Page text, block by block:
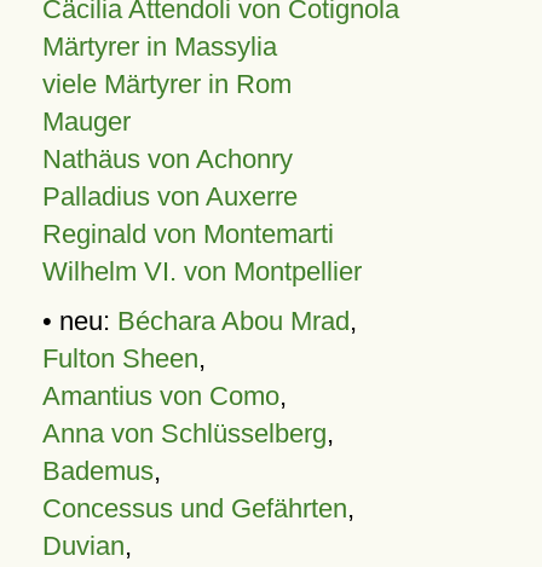
Cäcilia Attendoli von Cotignola
Märtyrer in Massylia
viele Märtyrer in Rom
Mauger
Nathäus von Achonry
Palladius von Auxerre
Reginald von Montemarti
Wilhelm VI. von Montpellier
• neu: Béchara Abou Mrad,
Fulton Sheen,
Amantius von Como,
Anna von Schlüsselberg,
Bademus,
Concessus und Gefährten,
Duvian,